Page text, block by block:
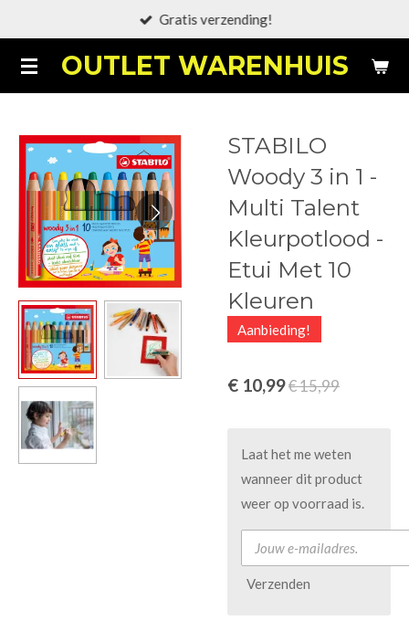
naar
de
OUTLET WARENHUIS
Gratis verzending!
STABILO
Woody 3 in 1 -
Multi Talent
Kleurpotlood -
Etui Met 10
Kleuren
Aanbieding!
€ 10,99€ 15,99
Laat het me weten
wanneer dit product
weer op voorraad is.
Verzenden